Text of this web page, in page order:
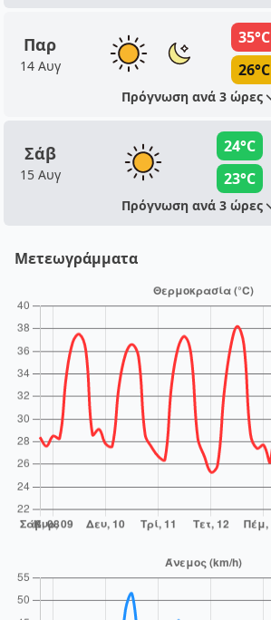
Παρ
14 Αυγ
35°C
26°C
Πρόγνωση ανά 3 ώρες
Σάβ
15 Αυγ
24°C
23°C
Πρόγνωση ανά 3 ώρες
Μετεωγράμματα